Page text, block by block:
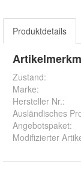
Produktdetails
Zustand:
Marke:
Hersteller Nr.:
Ausländisches
Angebotspaket:
Modifizierter